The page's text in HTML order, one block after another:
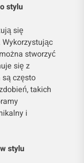
stylu
się
stworzyć
się z
często
takich
i
stylu